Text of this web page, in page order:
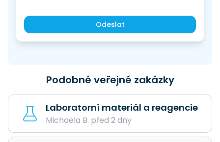
Odeslat
Podobné veřejné zakázky
Laboratorní materiál a reagencie
Michaela B. před 2 dny